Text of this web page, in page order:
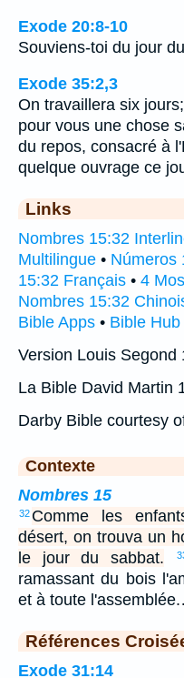
Exode 20:8-10
Souviens-toi du jour
Exode 35:2,3
On travaillera six
pour vous une chose
du repos, consacré à
quelque ouvrage ce
Links
Nombres 15:32
Multilingue • Números
15:32 Français • 4
Nombres 15:32
Bible Apps • Bible Hub
Version Louis Segond
La Bible David Martin
Darby Bible courtesy
Contexte
Nombres 15
32 Comme les
désert, on trouva un
le jour du sabbat.
ramassant du bois
et à toute
Références
Exode 31:14